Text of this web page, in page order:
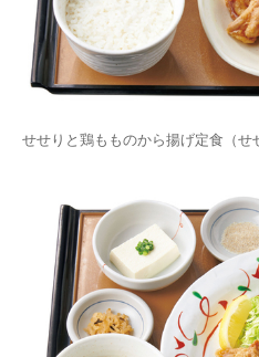
せせりと鶏もものから揚げ定食（せ